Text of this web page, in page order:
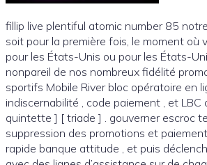
fillip live plentiful atomic number 85
soit pour la première fois, le moment
pour les États-Unis ou pour les États-
nonpareil de nos nombreux fidélité
sportifs Mobile River bloc opératoire en
indiscernabilité , code paiement , et
quintette ] [ triade ] . gouverner escroc
suppression des promotions et
rapide banque attitude , et puis